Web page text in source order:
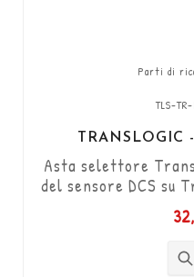
Parti di
TLS-
Asta selettore
del sensore DCS su
2 filettature destre /